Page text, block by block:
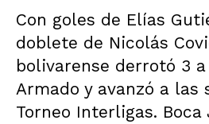
Con goles de Elías
doblete de Nicolás
bolivarense derrotó 3
Armado y avanzó a las
Torneo Interligas.